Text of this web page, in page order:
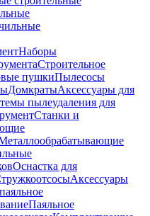
Наборы
Строительное
пушкиПылесосы
ДомкратыАксессуары для
пылеудаления для
Станки и
Оснастка для
Аксессуары
Паяльное